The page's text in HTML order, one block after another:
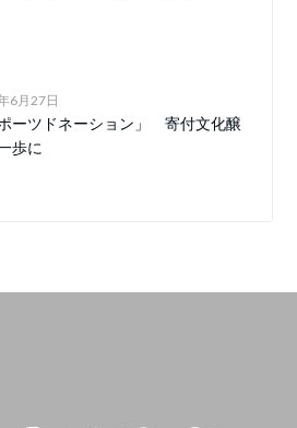
6月27日
ポーツドネーション」 寄付文化醸
歩に